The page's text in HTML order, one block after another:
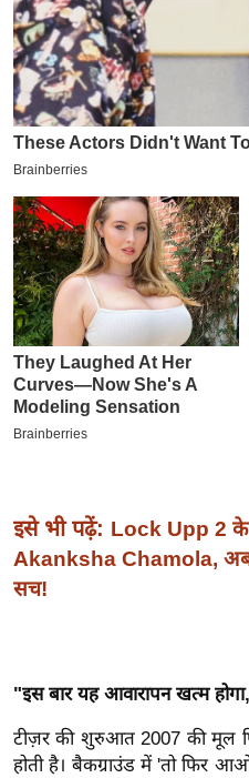
P
L
2
0
2
क्रा
इ
म
ई
-
पे
प
र
मि
बे
मि
ख्सि
य
त
इसे भी पढ़ें: Lock Upp 2 के
Akanksha Chamola,
सच!
"इस बार यह आवारापन खत्म
टीज़र की शुरुआत 2007 की मूल
होती है। बैकग्राउंड में 'तो फिर